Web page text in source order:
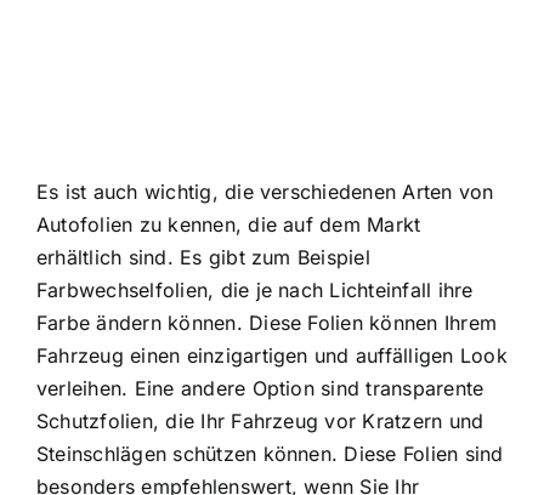
Es ist auch wichtig, die verschiedenen Arten von
Autofolien zu kennen, die auf dem Markt
erhältlich sind. Es gibt zum Beispiel
Farbwechselfolien, die je nach Lichteinfall ihre
Farbe ändern können. Diese Folien können Ihrem
Fahrzeug einen einzigartigen und auffälligen Look
verleihen. Eine andere Option sind transparente
Schutzfolien, die Ihr Fahrzeug vor Kratzern und
Steinschlägen schützen können. Diese Folien sind
besonders empfehlenswert, wenn Sie Ihr